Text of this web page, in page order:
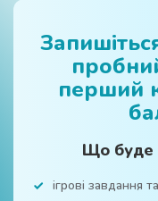
перший
Що буде
ігрові завдання